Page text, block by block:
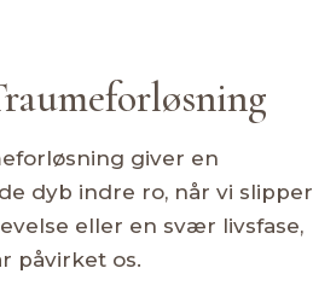
giver en
dyb indre ro, når vi slipper
eller en svær livsfase,
påvirket os.